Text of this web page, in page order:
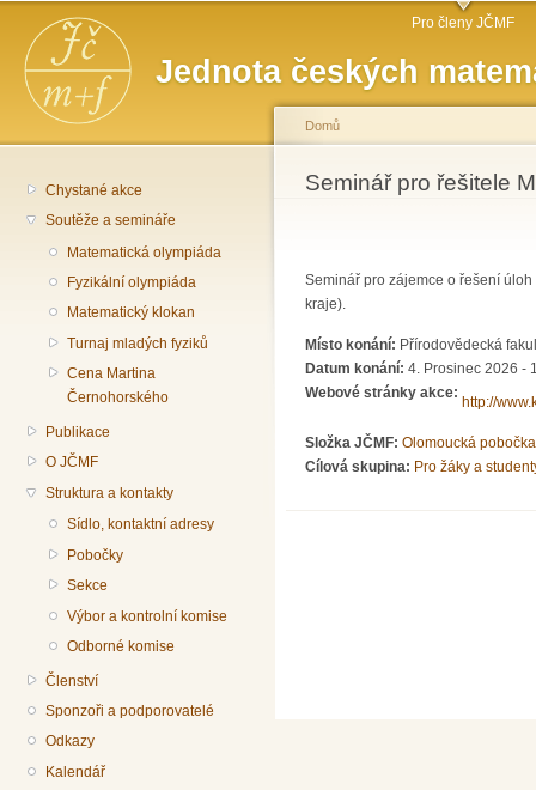
Jednota českých
Hlavní menu Pro členy JČMF
Chystané akce
Soutěže a semináře
Matematická olympiáda
Fyzikální olympiáda
Matematický klokan
Turnaj mladých fyziků
Cena Martina
Černohorského
Publikace
O JČMF
Struktura a kontakty
Sídlo, kontaktní adresy
Pobočky
Sekce
Výbor a kontrolní komise
Odborné komise
Členství
Sponzoři a podporovatelé
Odkazy
Kalendář
Jste zde
Domů
Seminář pro řešitele
Seminář pro zájemce o řešení
kraje).
Místo konání: Přírodovědecká
Datum konání: 4. Prosinec 2026 -
Webové stránky akce:
http://
Složka JČMF: Olomoucká pobočka
Cílová skupina: Pro žáky a